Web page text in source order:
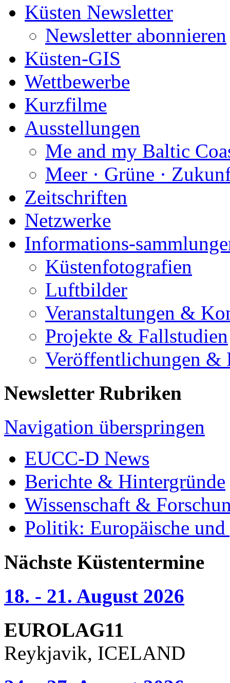
Küsten Newsletter
Newsletter abonnieren
Küsten-GIS
Wettbewerbe
Kurzfilme
Ausstellungen
Me and my Baltic
Meer · Grüne ·
Zeitschriften
Netzwerke
Informations-
Küstenfotografien
Luftbilder
Veranstaltungen &
Projekte & Fallstudien
Veröffentlichungen &
Newsletter Rubriken
Navigation überspringen
EUCC-D News
Berichte & Hintergründe
Wissenschaft &
Politik: Europäische
Nächste Küstentermine
18. - 21. August 2026
EUROLAG11
Reykjavik, ICELAND